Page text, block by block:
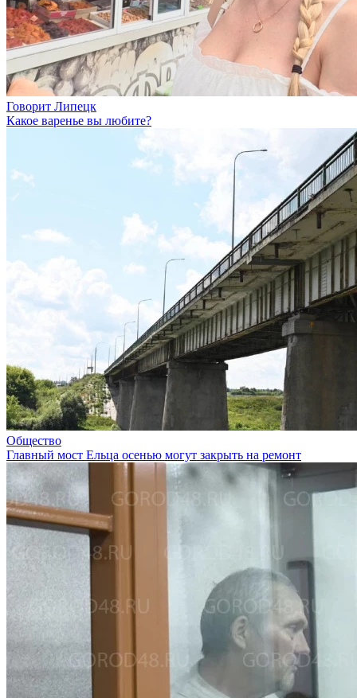
Говорит Липецк
Какое варенье вы любите?
Общество
Главный мост Ельца осенью могут закрыть на ремонт